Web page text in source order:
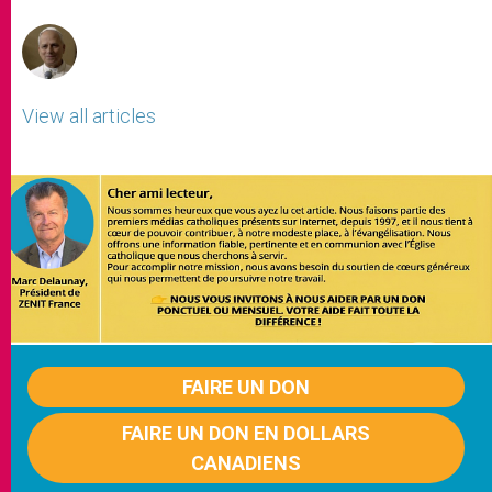
View all articles
FAIRE UN DON
FAIRE UN DON EN DOLLARS
CANADIENS